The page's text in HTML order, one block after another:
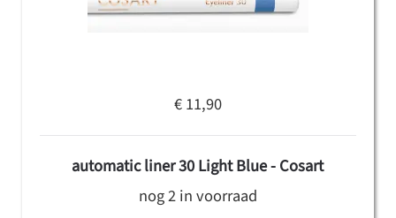
€ 11,90
automatic liner 30 Light Blue - Cosart
nog 2 in voorraad